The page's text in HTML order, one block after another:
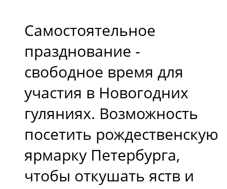
Самостоятельное
празднование -
свободное время для
участия в Новогодних
гуляниях. Возможность
посетить рождественскую
ярмарку Петербурга,
чтобы откушать яств и